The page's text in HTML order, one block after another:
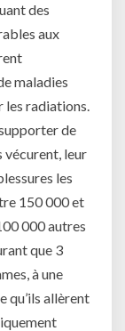
des
aux
maladies
les radiations.
de
vécurent, leur
les
150 000 et
000 autres
que 3
à une
qu’ils allèrent